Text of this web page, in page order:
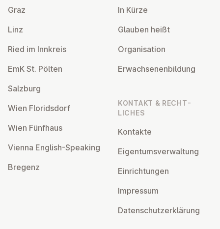
Graz
Linz
Ried im Innkreis
EmK St. Pölten
Salzburg
Wien Flor­idsdorf
Wien Fünfhaus
Vienna English-Speaking
Bregenz
In Kürze
Glauben heißt
Or­gan­isa­tion
Er­wach­sen­en­bildung
KONTAKT & RECHT­
LICHES
Kontakte
Ei­gentums­ver­wal­tung
Ein­rich­tun­gen
Impressum
Datens­chutzerklärung